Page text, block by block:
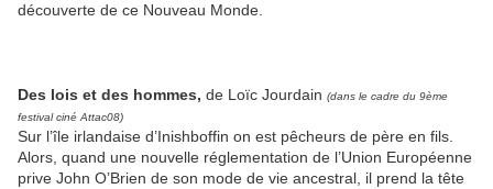
découverte de ce Nouveau Monde.
Des lois et des hommes, de Loïc Jourdain (dans le cadre du 9ème
festival ciné Attac08)
Sur l’île irlandaise d’Inishboffin on est pêcheurs de père en fils.
Alors, quand une nouvelle réglementation de l’Union Européenne
prive John O’Brien de son mode de vie ancestral, il prend la tête